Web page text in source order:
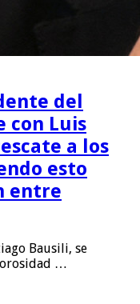
del
con Luis
a los
esto
entre
Bausili, se
…